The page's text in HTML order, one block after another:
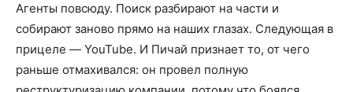
Агенты повсюду. Поиск разбирают на части и
собирают заново прямо на наших глазах. Следующая в
прицеле — YouTube. И Пичай признает то, от чего
раньше отмахивался: он провел полную